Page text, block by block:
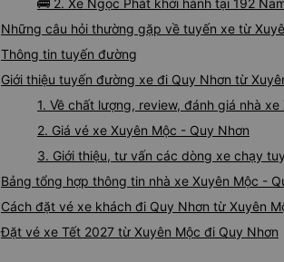
🚌 2. Xe Ngọc Phát khởi hành tại 192
Những câu hỏi thường gặp về tuyến xe từ
Thông tin tuyến đường
Giới thiệu tuyến đường xe đi Quy Nhơn từ
1. Về chất lượng, review, đánh giá nhà
2. Giá vé xe Xuyên Mộc - Quy Nhơn
3. Giới thiệu, tư vấn các dòng xe chạy
Bảng tổng hợp thông tin nhà xe Xuyên Mộc -
Cách đặt vé xe khách đi Quy Nhơn từ Xuyên
Đặt vé xe Tết 2027 từ Xuyên Mộc đi Quy Nhơn